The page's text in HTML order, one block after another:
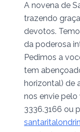
A novena de
trazendo
devotos.
da poderosa
Pedimos a
tem
horizontal) de
nos envie
3336.3166 ou